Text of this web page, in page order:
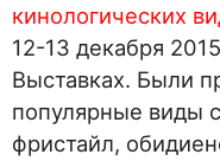
кинологических
12-13 декабря
Выставках. Были
популярные виды
фристайл,